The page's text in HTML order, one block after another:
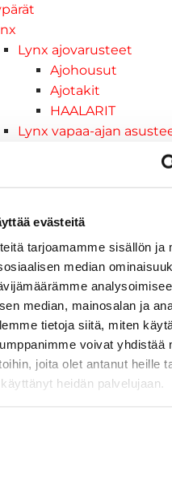
evästeitä
tarjoamamme sisällön ja
median
median, mainosalan ja
tietoja siitä, miten
voivat yhdistää
joita olet antanut heille
heidän palvelujaan.
Lynx ajovarusteet
Ajohousut
Ajotakit
HAALARIT
Lynx vapaa-ajan
Doo
aika
hihnat
ohjausraudat
traktorimönkijät
Am traktorimönkijät 2025
SSV-Mallit